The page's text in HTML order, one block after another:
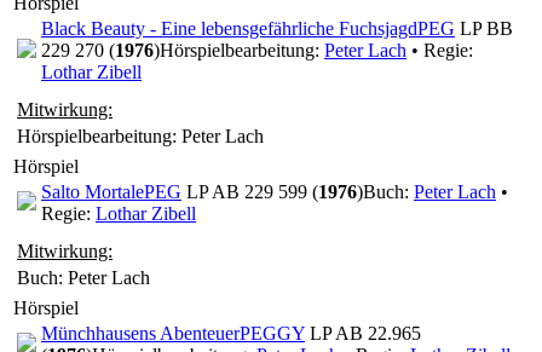
Black Beauty - Eine lebensgefährliche FuchsjagdPEG LP BB
229 270 (1976)Hörspielbearbeitung: Peter Lach • Regie:
Lothar Zibell
Mitwirkung:
Hörspielbearbeitung: Peter Lach
Hörspiel
Salto MortalePEG LP AB 229 599 (1976)Buch: Peter Lach •
Regie: Lothar Zibell
Mitwirkung:
Buch: Peter Lach
Hörspiel
Münchhausens AbenteuerPEGGY LP AB 22.965